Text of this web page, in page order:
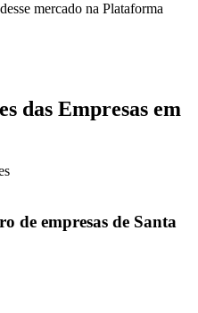
desse mercado na Plataforma
das Empresas em
de empresas de Santa